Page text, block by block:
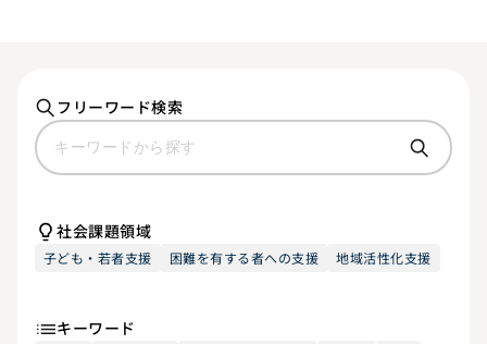
フリーワード検索
社会課題領域
子ども・若者支援 困難を有する者への支援 地域活性化支援
キーワード